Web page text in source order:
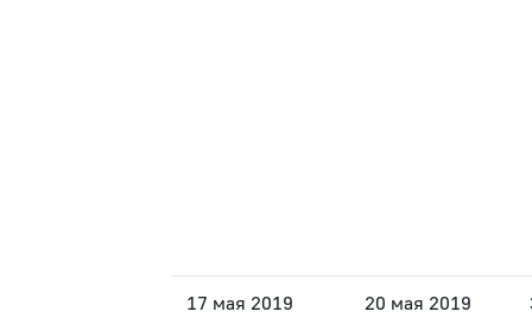
17 мая 2019 20 мая 2019